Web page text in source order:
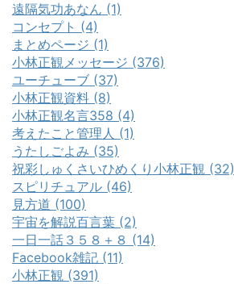
遠隔気功あなん (1)
コンセプト (4)
まとめページ (1)
小林正観メッセージ (376)
ユーチューブ (37)
小林正観資料 (8)
小林正観名言358 (4)
考えたこと管理人 (1)
うたしごよみ (35)
祝彩しゅくさいひめくり小林正観 (32)
スピリチュアル (46)
見方道 (100)
宇宙を解説百言葉 (2)
一日一話３５８＋８ (14)
Facebook雑記 (11)
小林正観 (391)